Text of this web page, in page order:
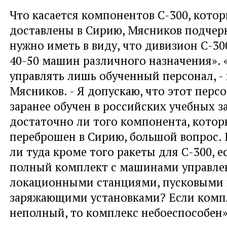
Что касается компонентов С-300,
доставлены в Сирию, Мясников
нужно иметь в виду, что дивизион С-
40-50 машин различного
управлять лишь обученный персонал, -
Мясников. - Я допускаю, что этот
заранее обучен в российских учебных
достаточно ли того компонента,
переброшен в Сирию, большой вопрос.
ли туда кроме того ракеты для С-300,
полный комплект с машинами
локационными станциями, пусковыми
заряжающими установками? Если
неполный, то комплекс